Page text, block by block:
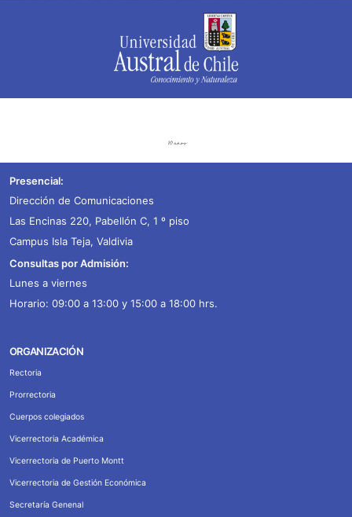
Presencial:
Dirección de Comunicaciones
Las Encinas 220, Pabellón C, 1 º piso
Campus Isla Teja, Valdivia
Consultas por Admisión:
Lunes a viernes
Horario: 09:00 a 13:00 y 15:00 a 18:00 hrs.
ORGANIZACIÓN
Rectoria
Prorrectoria
Cuerpos colegiados
Vicerrectoria Académica
Vicerrectoria de Puerto Montt
Vicerrectoria de Gestión Económica
Secretaría Genenal